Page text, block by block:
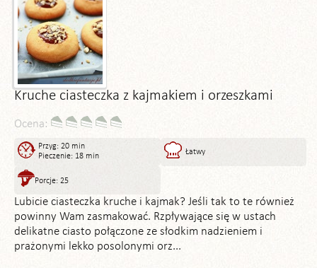
Kruche ciasteczka z kajmakiem i orzeszkami
Ocena:
Przyg: 20 min
Pieczenie: 18 min
Łatwy
Porcje: 25
Lubicie ciasteczka kruche i kajmak? Jeśli tak to te również
powinny Wam zasmakować. Rzpływające się w ustach
delikatne ciasto połączone ze słodkim nadzieniem i
prażonymi lekko posolonymi orz...